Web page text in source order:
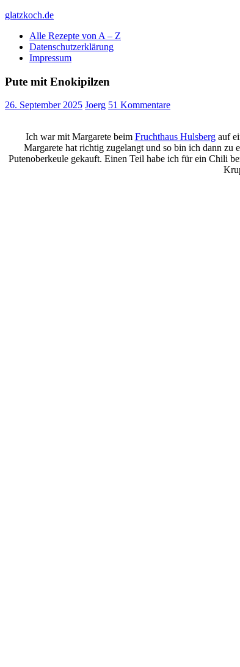
Skip
content
glatzkoch.de
Kochen für Doofe und Genießer
Alle Rezepte von A – Z
Datenschutzerklärung
Impressum
Pute mit Enokipilzen
26. September 2025 Joerg 51 Kommentare
Ich war mit Margarete beim Fruchthaus Hulsbergauf
Margarete hat richtig zugelangt und so bin ich dann zu
Putenoberkeule gekauft. Einen Teil habe ich für ein Chili